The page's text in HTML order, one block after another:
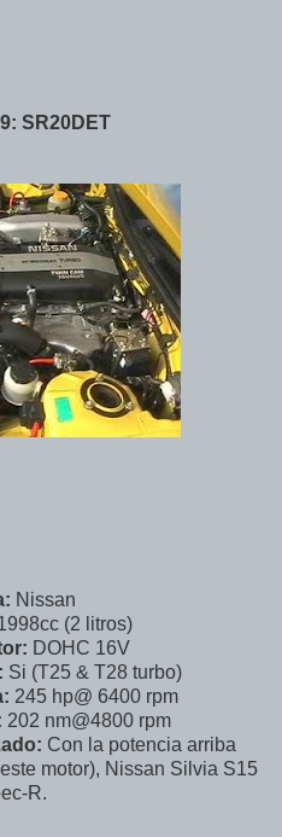
SR20DET
Nissan
(2 litros)
DOHC 16V
Si (T25 & T28 turbo)
245 hp@ 6400 rpm
202 nm@4800 rpm
Con la potencia arriba
motor), Nissan Silvia S15
R.